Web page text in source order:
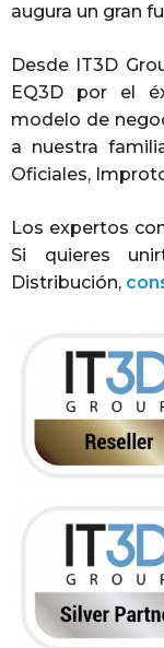
augura un gran
Desde IT3D
EQ3D por el
modelo de
a nuestra
Oficiales,
Los expertos
Si quieres
Distribución,